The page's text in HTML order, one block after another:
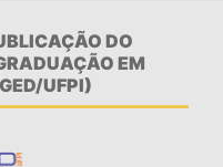
DO
EM
UFPI)